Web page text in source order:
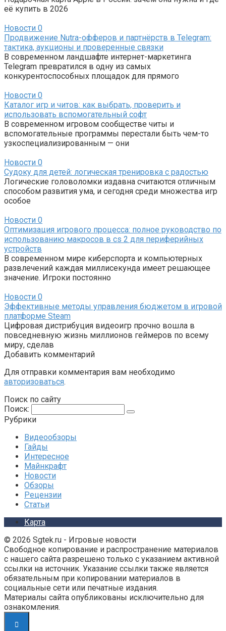
её купить в 2026
Новости 0
Продвижение Nutra-офферов и партнёрств в Telegram:
тактика, аукционы и проверенные связки
В современном ландшафте интернет-маркетинга
Telegram превратился в одну из самых
конкурентоспособных площадок для прямого
Новости 0
Каталог игр и читов: как выбрать, проверить и
использовать вспомогательный софт
В современном игровом сообществе читы и
вспомогательные программы перестали быть чем-то
узкоспециализированным — они
Новости 0
Судоку для детей: логическая тренировка с радостью
Логические головоломки издавна считаются отличным
способом развития ума, и сегодня среди множества игр
особое
Новости 0
Оптимизация игрового процесса: полное руководство по
использованию макросов в cs 2 для периферийных
устройств
В современном мире киберспорта и компьютерных
развлечений каждая миллисекунда имеет решающее
значение. Игроки постоянно
Новости 0
Эффективные методы управления бюджетом в игровой
платформе Steam
Цифровая дистрибуция видеоигр прочно вошла в
повседневную жизнь миллионов геймеров по всему
миру, сделав
Добавить комментарий
Для отправки комментария вам необходимо
авторизоваться.
Поиск по сайту
Поиск:
Рубрики
Видеообзоры
Гайды
Интересное
Майнкрафт
Новости
Обзоры
Рецензии
Статьи
Карта
© 2026 Sgtek.ru - Игровые новости
Свободное копирование и распространение материалов
с нашего сайта разрешено только с указанием активной
ссылки на источник. Указание ссылки также является
обязательным при копировании материалов в
социальные сети или печатные издания.
Материалы сайта опубликованы исключительно для
ознакомления.